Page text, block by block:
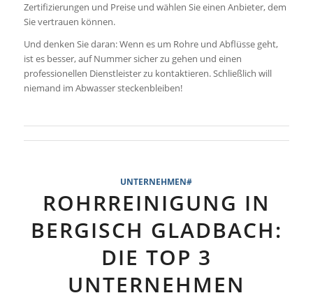
Zertifizierungen und Preise und wählen Sie einen Anbieter, dem
Sie vertrauen können.
Und denken Sie daran: Wenn es um Rohre und Abflüsse geht,
ist es besser, auf Nummer sicher zu gehen und einen
professionellen Dienstleister zu kontaktieren. Schließlich will
niemand im Abwasser steckenbleiben!
UNTERNEHMEN#
ROHRREINIGUNG IN
BERGISCH GLADBACH:
DIE TOP 3
UNTERNEHMEN